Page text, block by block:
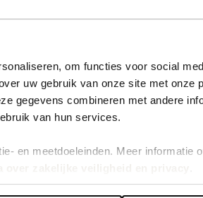
om functies voor social
uw gebruik van onze site met onze
gegevens combineren met andere
van hun services.
en meetdoeleinden. Meer informatie
Donkergrijze leren veterlaarsjes
in English?
isn't Dutch. Would you like to
No, stay in Dutch